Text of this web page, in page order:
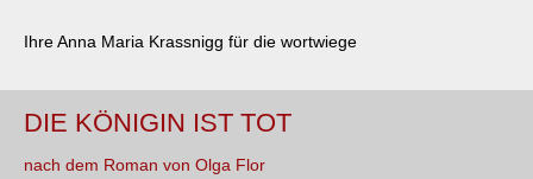
Ihre Anna Maria Krassnigg für die wortwiege
DIE KÖNIGIN IST TOT
nach dem Roman von Olga Flor